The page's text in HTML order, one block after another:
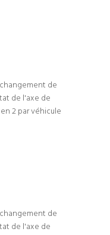
de
de l'axe de
2 par véhicule
de
de l'axe de